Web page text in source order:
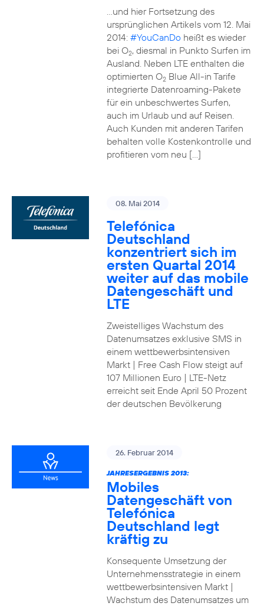
…und hier Fortsetzung des
ursprünglichen Artikels vom 12. Mai
2014: #YouCanDoheißt es wieder
bei O2, diesmal in Punkto Surfen im
Ausland. Neben LTE enthalten die
optimierten O2Blue All-in Tarife
integrierte Datenroaming-Pakete
für ein unbeschwertes Surfen,
auch im Urlaub und auf Reisen.
Auch Kunden mit anderen Tarifen
behalten volle Kostenkontrolle und
profitieren vom neu […]
08. Mai 2014
Telefónica
Deutschland
konzentriert sich im
ersten Quartal 2014
weiter auf das mobile
Datengeschäft und
LTE
Zweistelliges Wachstum des
Datenumsatzes exklusive SMS in
einem wettbewerbsintensiven
Markt | Free Cash Flow steigt auf
107 Millionen Euro | LTE-Netz
erreicht seit Ende April 50 Prozent
der deutschen Bevölkerung
26. Februar 2014
JAHRESERGEBNIS 2013:
Mobiles
Datengeschäft von
Telefónica
Deutschland legt
kräftig zu
Konsequente Umsetzung der
Unternehmensstrategie in einem
wettbewerbsintensiven Markt |
Wachstum des Datenumsatzes um